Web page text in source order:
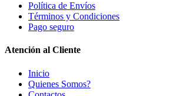
Política de Envíos
Términos y Condiciones
Pago seguro
Atención al Cliente
Inicio
Quienes Somos?